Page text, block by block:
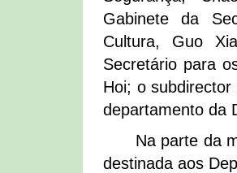
Gabinete da
Cultura, Guo
Secretário para
Hoi; o
departamento da
Na parte da
destinada aos